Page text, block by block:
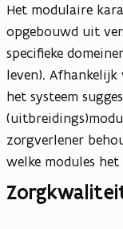
Het modulaire
opgebouwd uit
specifieke
leven). Afhankelijk
het systeem
zorgverlener
welke modules